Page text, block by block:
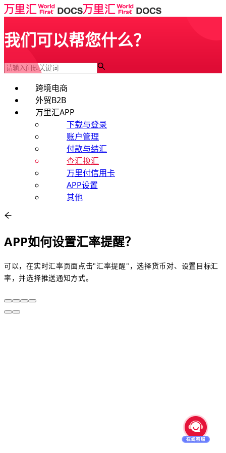
我们可以帮您什么？
跨境电商
外贸B2B
万里汇APP
下载与登录
账户管理
付款与结汇
查汇换汇
万里付信用卡
APP设置
其他
APP如何设置汇率提醒？
可以，在实时汇率页面点击"汇率提醒"，选择货币对、设置目标汇
率，并选择推送通知方式。